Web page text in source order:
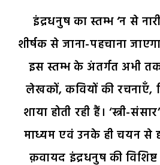
इंद्रधनुष का स्तम्भ ‘न से
शीर्षक से जाना-पहचाना
इस स्तम्भ के अंतर्गत अभी
लेखकों, कवियों की रचनाएँ,
शाया होती रही हैं। ‘स्त्री-
माध्यम एवं उनके ही चयन से
क़वायद इंद्रधनुष की